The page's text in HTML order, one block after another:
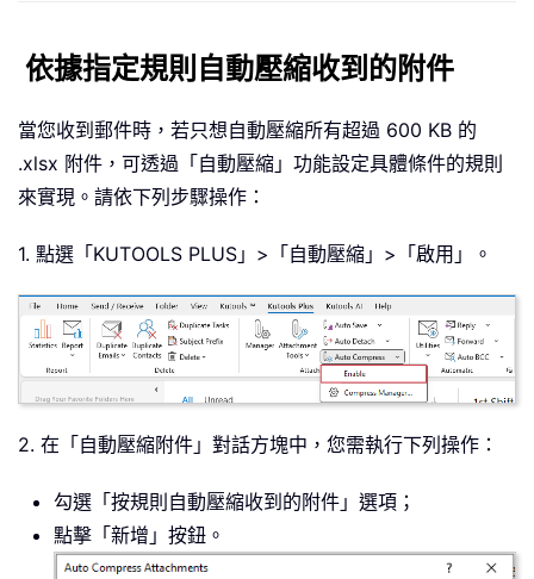
依據指定規則自動壓縮收到的附件
當您收到郵件時，若只想自動壓縮所有超過 600 KB 的
.xlsx 附件，可透過「自動壓縮」功能設定具體條件的規則
來實現。請依下列步驟操作：
1. 點選「KUTOOLS PLUS」>「自動壓縮」>「啟用」。
2. 在「自動壓縮附件」對話方塊中，您需執行下列操作：
勾選「按規則自動壓縮收到的附件」選項；
點擊「新增」按鈕。